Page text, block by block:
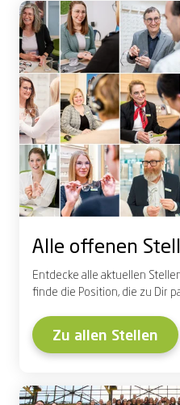
Alle offenen
Entdecke alle aktuellen
finde die Position, die zu Dir
Zu allen Stellen